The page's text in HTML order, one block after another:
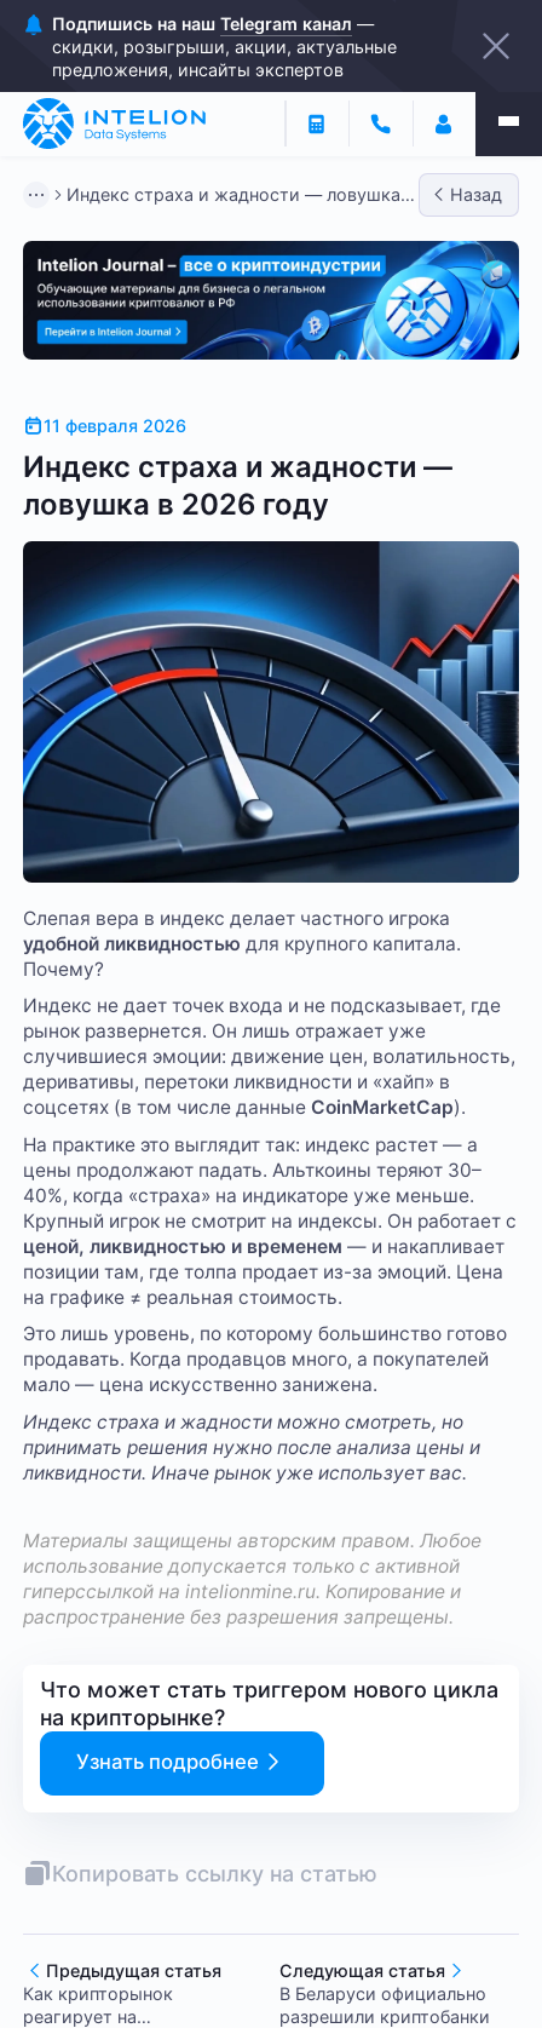
Подпишись на наш Telegram канал —
скидки, розыгрыши, акции, актуальные
предложения, инсайты экспертов
Индекс страха и жадности — ловушка в
Назад
11 февраля 2026
Индекс страха и жадности —
ловушка в 2026 году
Слепая вера в индекс делает частного игрока
удобной ликвидностью для крупного капитала.
Почему?
Индекс не дает точек входа и не подсказывает, где
рынок развернется. Он лишь отражает уже
случившиеся эмоции: движение цен, волатильность,
деривативы, перетоки ликвидности и «хайп» в
соцсетях (в том числе данныеCoinMarketCap).
На практике это выглядит так: индекс растет — а
цены продолжают падать. Альткоины теряют 30–
40%, когда «страха» на индикаторе уже меньше.
Крупный игрок не смотрит на индексы. Он работает с
ценой, ликвидностью и временем — и накапливает
позиции там, где толпа продает из-за эмоций. Цена
на графике ≠ реальная стоимость.
Это лишь уровень, по которому большинство готово
продавать. Когда продавцов много, а покупателей
мало — цена искусственно занижена.
Индекс страха и жадности можно смотреть, но
принимать решения нужно после анализа цены и
ликвидности. Иначе рынок уже использует вас.
Материалы защищены авторским правом. Любое
использование допускается только с активной
гиперссылкой наintelionmine.ru. Копирование и
распространение без разрешения запрещены.
Что может стать триггером нового цикла
на крипторынке?
Узнать подробнее
Копировать ссылку на статью
Предыдущая статья
Как крипторынок
реагирует на
Следующая статья
В Беларуси официально
разрешили криптобанки